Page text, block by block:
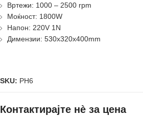
Вртежи: 1000 – 2500 rpm
Моќност: 1800W
Напон: 220V 1N
Димензии: 530x320x400mm
SKU: PH6
Контактирајте нè за цена